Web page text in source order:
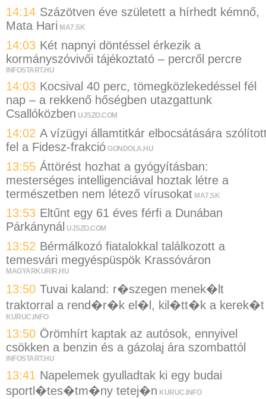
14:14 Százötven éve született a hírhedt kémnő,
Mata Hari MA7.SK
14:03 Két napnyi döntéssel érkezik a
kormányszóvivői tájékoztató – percről percre
INFOSTART.HU
14:03 Kocsival 40 perc, tömegközlekedéssel fél
nap – a rekkenő hőségben utazgattunk
Csallóközben UJSZO.COM
14:02 A vízügyi államtitkár elbocsátására
fel a Fidesz-frakció GONDOLA.HU
13:55 Áttörést hozhat a gyógyításban:
mesterséges intelligenciával hoztak létre a
természetben nem létező vírusokat MA7.SK
13:53 Eltűnt egy 61 éves férfi a Dunában
Párkánynál UJSZO.COM
13:52 Bérmálkozó fiatalokkal találkozott a
temesvári megyéspüspök Krassóváron
MAGYARKURIR.HU
13:50 Tuvai kaland: r�szegen menek�lt
traktorral a rend�r�k el�l, kil�tt�k a kerek�t
KURUC.INFO
13:50 Örömhírt kaptak az autósok, ennyivel
csökken a benzin és a gázolaj ára szombattól
INFOSTART.HU
13:41 Napelemek gyulladtak ki egy budai
sportl�tes�tm�ny tetej�n KURUC.INFO